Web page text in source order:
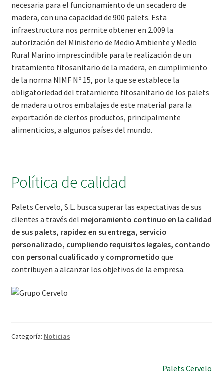
necesaria para el funcionamiento de un secadero de
madera, con una capacidad de 900 palets. Esta
infraestructura nos permite obtener en 2.009 la
autorización del Ministerio de Medio Ambiente y Medio
Rural Marino imprescindible para le realización de un
tratamiento fitosanitario de la madera, en cumplimiento
de la norma NIMF Nº 15, por la que se establece la
obligatoriedad del tratamiento fitosanitario de los palets
de madera u otros embalajes de este material para la
exportación de ciertos productos, principalmente
alimenticios, a algunos países del mundo.
Política de calidad
Palets Cervelo, S.L. busca superar las expectativas de sus
clientes a través del mejoramiento continuo en la calidad
de sus palets, rapidez en su entrega, servicio
personalizado, cumpliendo requisitos legales, contando
con personal cualificado y comprometido que
contribuyen a alcanzar los objetivos de la empresa.
Categoría: Noticias
Siguiente:
Palets Cervelo